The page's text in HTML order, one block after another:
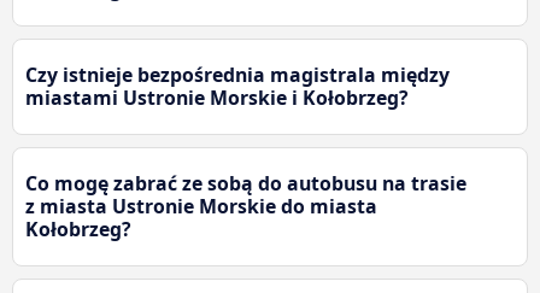
Czy istnieje bezpośrednia magistrala między
miastami Ustronie Morskie i Kołobrzeg?
Co mogę zabrać ze sobą do autobusu na trasie
z miasta Ustronie Morskie do miasta
Kołobrzeg?